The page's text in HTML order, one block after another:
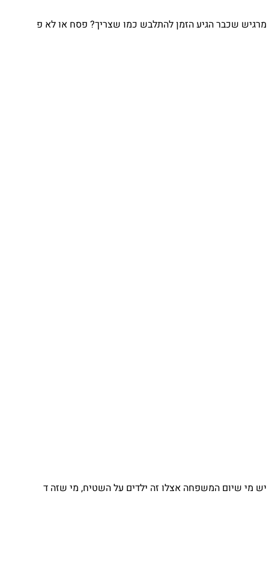
מרגיש שכבר הגיע הזמן להתלבש כמו שצריך? פסח או לא פ
יש מי שיום המשפחה אצלו זה ילדים על השטיח, מי שזה ד